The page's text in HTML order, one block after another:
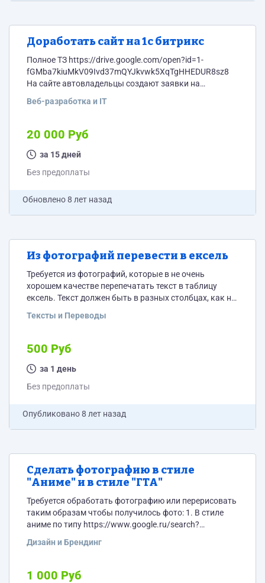
Доработать сайт на 1с битрикс
Полное ТЗ https://drive.google.com/open?id=1-
fGMba7kiuMkV09Ivd37mQYJkvwk5XqTgHHEDUR8sz8
На сайте автовладельцы создают заявки на
зарегистрированным на сайте пользователям из
возможность поиска автосервиса. На сайте уже есть
пользователи в группе “Сервис”. Необходимо чтобы
заявки по поиску автосервиса отправлялись на
того в личном кабинете надо сделать по каким видам
Веб-разработка и IT
20 000 Руб
за 15 дней
Без предоплаты
Обновлено8 лет назад
Из фотографий перевести в ексель
Требуется из фотографий, которые в не очень
хорошем качестве перепечатать текст в таблицу
ексель. Текст должен быть в разных столбцах, как на
id=1LoD2y45XOdJdvyNV5bI7NA3yGfrn2aS4
Тексты и Переводы
500 Руб
за 1 день
Без предоплаты
Опубликовано8 лет назад
Сделать фотографию в стиле
"Аниме" и в стиле "ГТА"
Требуется обработать фотографию или перерисовать
таким образам чтобы получилось фото: 1. В стиле
аниме по типу https://www.google.ru/search?
2. В стиле ГТА по примеру
Дизайн и Брендинг
1 000 Руб